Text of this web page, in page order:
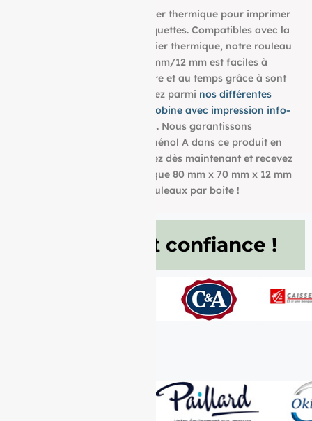
Découvrez notre bobine papier thermique pour imprimer
tous vos tickets, reçus, et étiquettes. Compatibles avec la
plupart des imprimantes papier thermique, notre rouleau
aux dimensions : 80 mm/70 mm/12 mm est faciles à
utiliser et résistent à la lumière et au temps grâce à sont
grammage de g/m². Choisissez parmi nos différentes
dimensions pour trouver la bobine avec impression info-
qui convient à vos besoins. Nous garantissons
également l’absence de bisphénol A dans ce produit en
papier BPA FREE. Commandez dès maintenant et recevez
votre Rouleau papier thermique 80 mm x 70 mm x 12 mm
de g/m² conditionné à 50 Rouleaux par boite !
Ils nous font confiance !